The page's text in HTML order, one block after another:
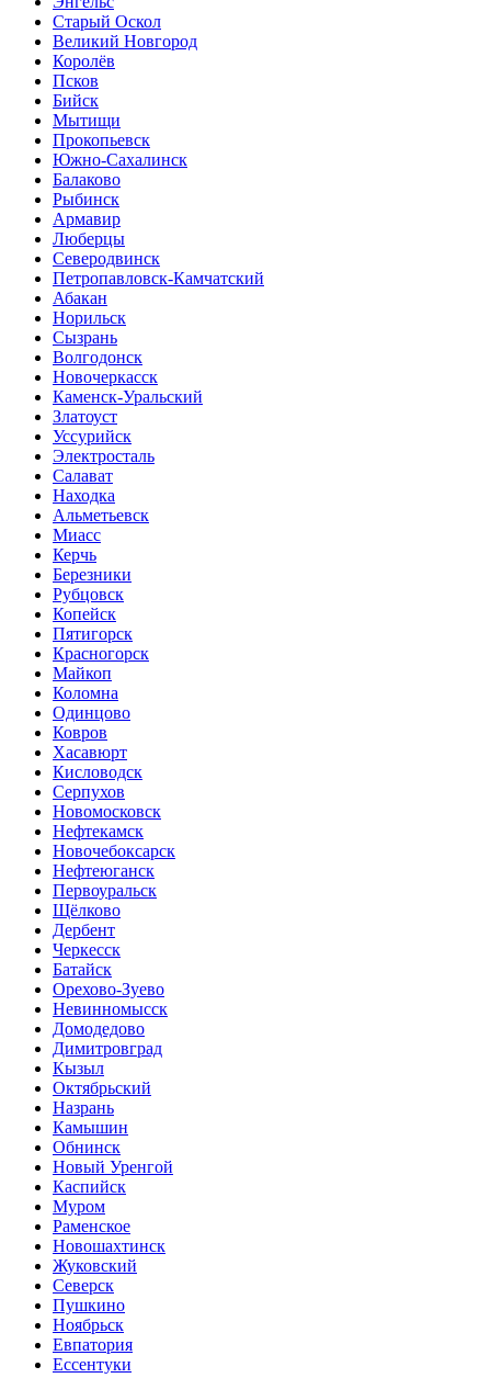
Старый Оскол
Великий Новгород
Королёв
Псков
Бийск
Мытищи
Прокопьевск
Южно-Сахалинск
Балаково
Рыбинск
Армавир
Люберцы
Северодвинск
Петропавловск-Камчатский
Абакан
Норильск
Сызрань
Волгодонск
Новочеркасск
Каменск-Уральский
Златоуст
Уссурийск
Электросталь
Салават
Находка
Альметьевск
Миасс
Керчь
Березники
Рубцовск
Копейск
Пятигорск
Красногорск
Майкоп
Коломна
Одинцово
Ковров
Хасавюрт
Кисловодск
Серпухов
Новомосковск
Нефтекамск
Новочебоксарск
Нефтеюганск
Первоуральск
Щёлково
Дербент
Черкесск
Батайск
Орехово-Зуево
Невинномысск
Домодедово
Димитровград
Кызыл
Октябрьский
Назрань
Камышин
Обнинск
Новый Уренгой
Каспийск
Муром
Раменское
Новошахтинск
Жуковский
Северск
Пушкино
Ноябрьск
Евпатория
Ессентуки